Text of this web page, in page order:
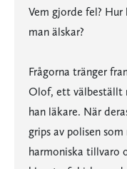
Vem gjorde fel?
man älskar?
Frågorna tränger
Olof, ett välbeställt
han läkare. När
grips av polisen
harmoniska tillvaro